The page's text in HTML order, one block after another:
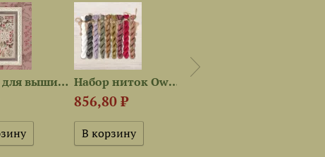
Схема для вышивания «Чечётки» Набор ниток OwlForest для...
856,80 ₽